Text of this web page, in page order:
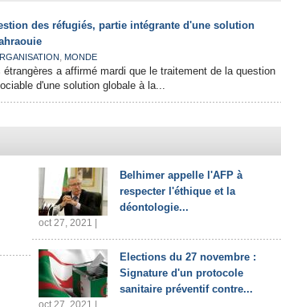
des réfugiés, partie intégrante d'une solution
, MONDE
a affirmé mardi que le traitement de la question
d'une solution globale à la...
Belhimer appelle l'AFP à
respecter l'éthique et la
déontologie...
oct 27, 2021 |
Elections du 27 novembre :
Signature d'un protocole
sanitaire préventif contre...
oct 27, 2021 |